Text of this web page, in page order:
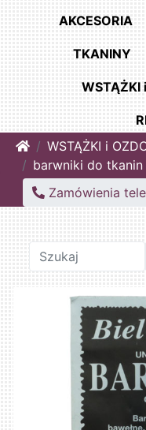
AKCESORIA
TKANINY
WSTĄŻKI
HomeWSTĄŻKI i
barwniki do tkanin
Zamówienia